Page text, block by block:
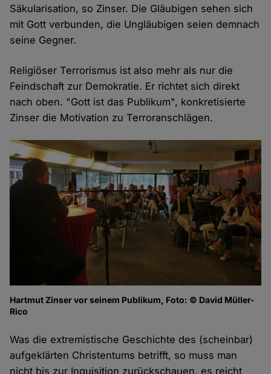
Säkularisation, so Zinser. Die Gläubigen sehen sich
mit Gott verbunden, die Ungläubigen seien demnach
seine Gegner.
Religiöser Terrorismus ist also mehr als nur die
Feindschaft zur Demokratie. Er richtet sich direkt
nach oben. "Gott ist das Publikum", konkretisierte
Zinser die Motivation zu Terroranschlägen.
Hartmut Zinser vor seinem Publikum, Foto: © David Müller-
Rico
Was die extremistische Geschichte des (scheinbar)
aufgeklärten Christentums betrifft, so muss man
nicht bis zur Inquisition zurückschauen, es reicht